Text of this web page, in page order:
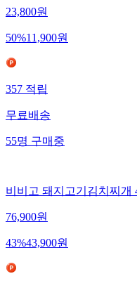
23,800원
50%11,900원
357 적립
무료배송
55명 구매중
비비고 돼지고기김치찌개
76,900원
43%43,900원